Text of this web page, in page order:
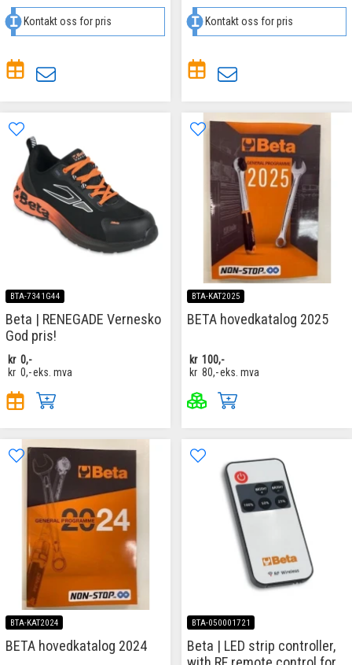
Kontakt oss for pris Kontakt oss for pris
BTA-7341G44
Beta | RENEGADE Vernesko
God pris!
kr 0,-
kr 0,-eks. mva
BTA-KAT2025
BETA hovedkatalog 2025
kr 100,-
kr 80,-eks. mva
BTA-KAT2024
BETA hovedkatalog 2024
BTA-050001721
Beta | LED strip controller,